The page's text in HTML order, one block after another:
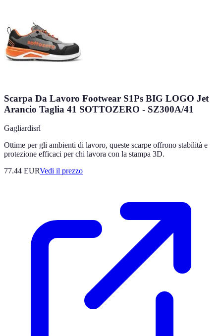
Scarpa Da Lavoro Footwear S1Ps BIG LOGO Jet
Arancio Taglia 41 SOTTOZERO - SZ300A/41
Gagliardisrl
Ottime per gli ambienti di lavoro, queste scarpe offrono stabilità e
protezione efficaci per chi lavora con la stampa 3D.
77.44 EURVedi il prezzo